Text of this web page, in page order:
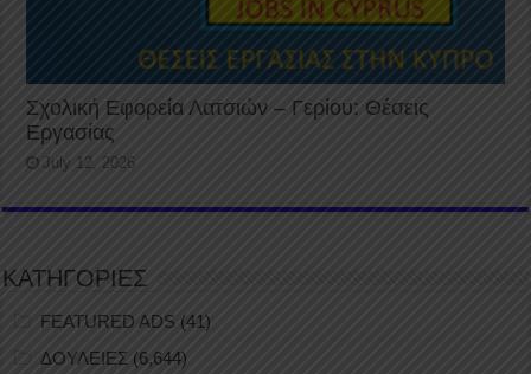
Σχολική Εφορεία Λατσιών – Γερίου: Θέσεις
Εργασίας
July 12, 2026
ΚΑΤΗΓΟΡΙΕΣ
FEATURED ADS (41)
ΔΟΥΛΕΙΕΣ (6,644)